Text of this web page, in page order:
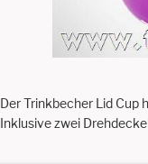
Der Trinkbecher Lid Cup
Inklusive zwei